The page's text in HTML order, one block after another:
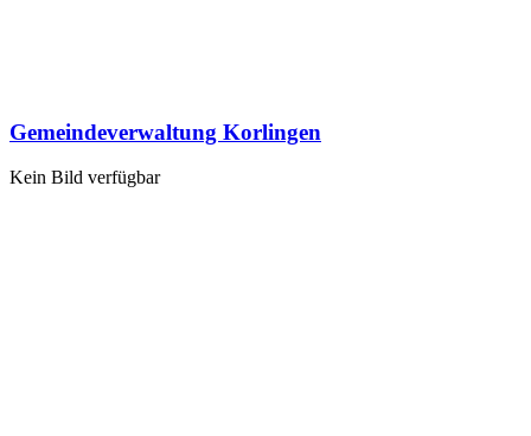
Gemeindeverwaltung Korlingen
Kein Bild verfügbar